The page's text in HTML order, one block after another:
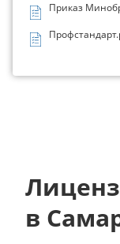
Приказ
в